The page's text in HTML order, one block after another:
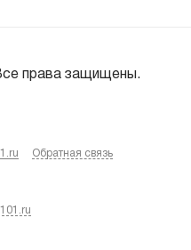
права защищены.
Обратная связь